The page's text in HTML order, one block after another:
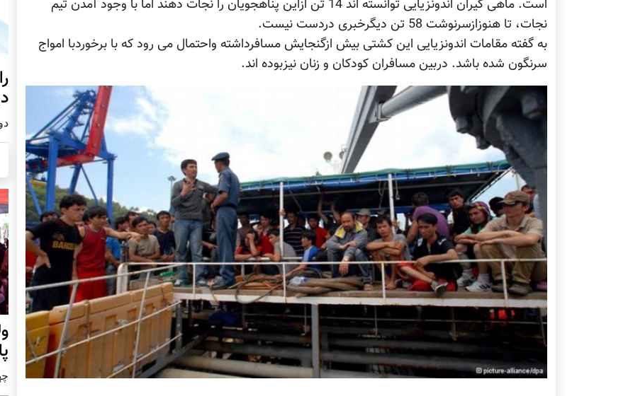
است. ماهی گیران اندونزیایی توانسته اند 14 تن ازاین پناهجویان را نجات دهند اما با وجود آمدن تیم
نجات، تا هنوزازسرنوشت 58 تن دیگرخبری دردست نیست.
به گفته مقامات اندونزیایی این کشتی بیش ازگنجایش مسافرداشته واحتمال می رود که با برخوردبا امواج
سرنگون شده باشد. دربین مسافران کودکان و زنان نیزبوده اند.